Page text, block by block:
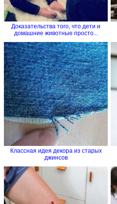
Доказательства того, что дети и
домашние животные просто...
Классная идея декора из старых
джинсов